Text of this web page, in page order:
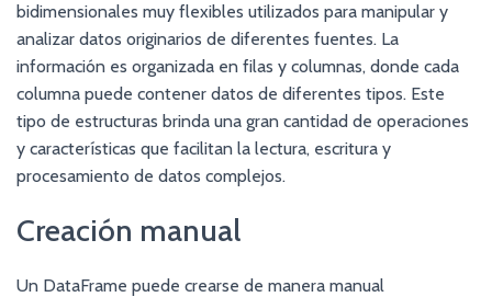
bidimensionales muy flexibles utilizados para manipular y
analizar datos originarios de diferentes fuentes. La
información es organizada en filas y columnas, donde cada
columna puede contener datos de diferentes tipos. Este
tipo de estructuras brinda una gran cantidad de operaciones
y características que facilitan la lectura, escritura y
procesamiento de datos complejos.
Creación manual
Un DataFrame puede crearse de manera manual